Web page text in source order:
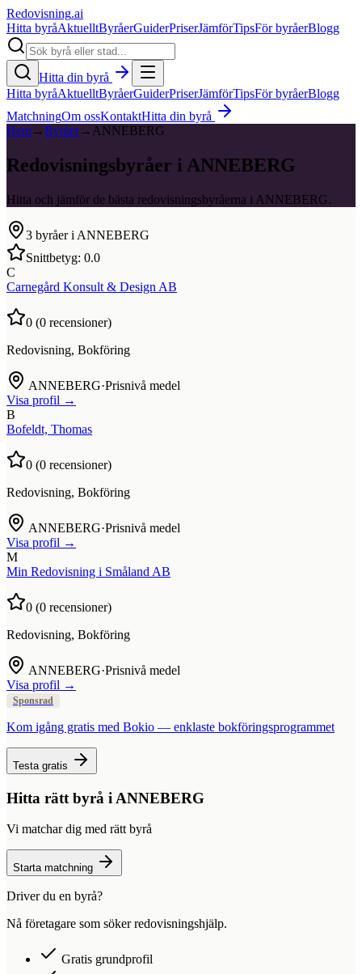
Redovisning.ai
Hitta byråAktuelltByråerGuiderPriserJämförTipsFör byråerBlogg
Hitta din byrå
Hitta byråAktuelltByråerGuiderPriserJämförTipsFör byråerBlogg
MatchningOm ossKontaktHitta din byrå
Hem→Byråer→ ANNEBERG
Redovisningsbyråer i ANNEBERG
Hitta och jämför de bästa redovisningsbyråerna i ANNEBERG.
3 byråer i ANNEBERG
Snittbetyg: 0.0
C
Carnegård Konsult & Design AB
0 (0 recensioner)
Redovisning, Bokföring
ANNEBERG·Prisnivå medel
Visa profil →
B
Bofeldt, Thomas
0 (0 recensioner)
Redovisning, Bokföring
ANNEBERG·Prisnivå medel
Visa profil →
M
Min Redovisning i Småland AB
0 (0 recensioner)
Redovisning, Bokföring
ANNEBERG·Prisnivå medel
Visa profil →
Sponsrad
Kom igång gratis med Bokio — enklaste bokföringsprogrammet
Testa gratis
Hitta rätt byrå i ANNEBERG
Vi matchar dig med rätt byrå
Starta matchning
Driver du en byrå?
Nå företagare som söker redovisningshjälp.
Gratis grundprofil